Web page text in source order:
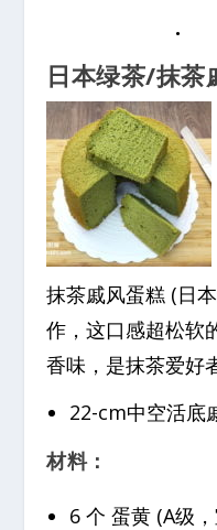
日本绿茶/抹茶
抹茶戚风蛋糕 (日
作，这口感超松软
香味，是抹茶爱好
22-cm中空活底
材料：
6 个 蛋黄 (A级